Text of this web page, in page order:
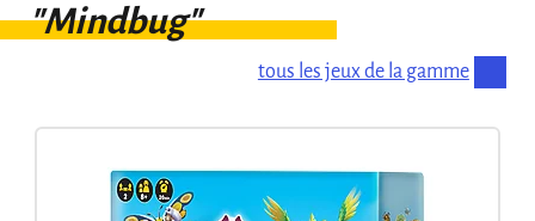
"Mindbug"
tous les jeux de la gamme